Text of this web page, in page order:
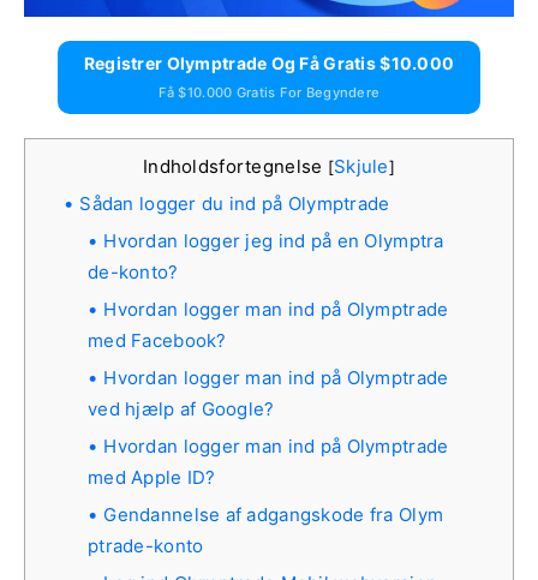
Registrer Olymptrade Og Få Gratis $10.000
Få $10.000 Gratis For Begyndere
Indholdsfortegnelse [Skjule]
Sådan logger du ind på Olymptrade
Hvordan logger jeg ind på en Olymptra
de-konto?
Hvordan logger man ind på Olymptrade
med Facebook?
Hvordan logger man ind på Olymptrade
ved hjælp af Google?
Hvordan logger man ind på Olymptrade
med Apple ID?
Gendannelse af adgangskode fra Olym
ptrade-konto